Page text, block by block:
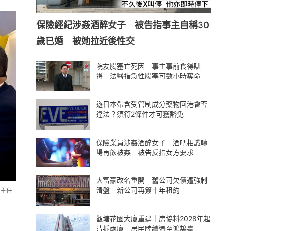
任
保險經紀涉姦酒醉女子 被告指事主自稱30
歲已婚 被她拉近後性交
院友腸塞亡死因 事主事前食得瞓
得 法醫指急性腸塞可數小時奪命
遊日本帶含受管制成分藥物回港會否
違法？須符2條件才可獲豁免
保險業員涉姦酒醉女子 酒吧相識轉
場再飲被姦 被告反指女方要求
大富豪改名重開 舊公司欠債遭強制
清盤 新公司再簽十年租約
觀塘花園大廈重建｜房協料2028年起
清拆兩廈 居民陸續遷至鴻鵠臺